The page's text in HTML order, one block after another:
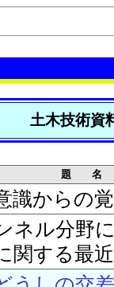
土木技術資
題 名
識からの
ネル分野
関する最